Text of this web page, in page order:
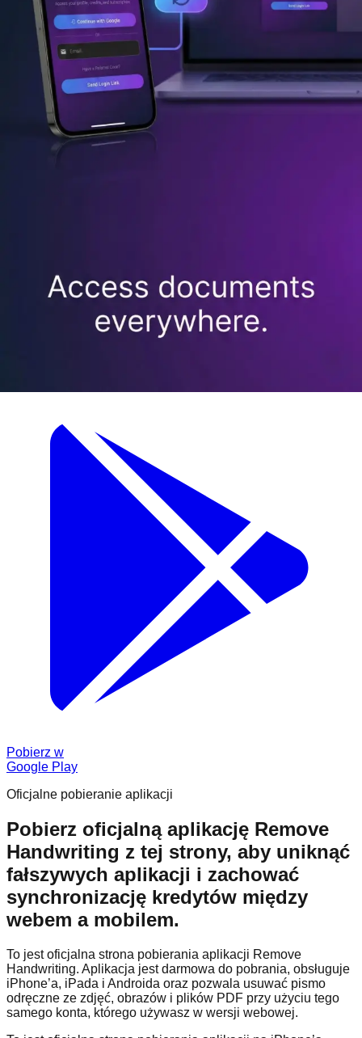
Pobierz w
Google Play
Oficjalne pobieranie aplikacji
Pobierz oficjalną aplikację Remove
Handwriting z tej strony, aby uniknąć
fałszywych aplikacji i zachować
synchronizację kredytów między
webem a mobilem.
To jest oficjalna strona pobierania aplikacji Remove
Handwriting. Aplikacja jest darmowa do pobrania, obsługuje
iPhone’a, iPada i Androida oraz pozwala usuwać pismo
odręczne ze zdjęć, obrazów i plików PDF przy użyciu tego
samego konta, którego używasz w wersji webowej.